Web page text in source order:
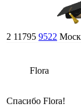
2 11795 9522
Flora
Спасибо Flora!